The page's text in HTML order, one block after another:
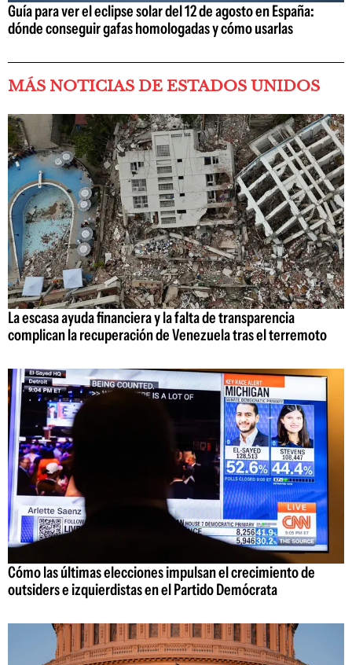
Guía para ver el eclipse solar del 12 de agosto en España:
dónde conseguir gafas homologadas y cómo usarlas
MÁS NOTICIAS DE ESTADOS UNIDOS
La escasa ayuda financiera y la falta de transparencia
complican la recuperación de Venezuela tras el terremoto
Cómo las últimas elecciones impulsan el crecimiento de
outsiders e izquierdistas en el Partido Demócrata